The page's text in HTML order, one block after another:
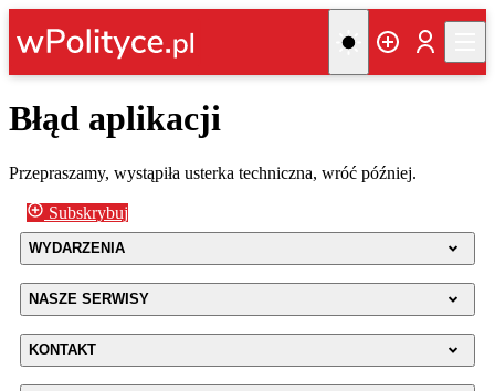
Błąd aplikacji
Przepraszamy, wystąpiła usterka techniczna, wróć później.
Subskrybuj
WYDARZENIA
NASZE SERWISY
KONTAKT